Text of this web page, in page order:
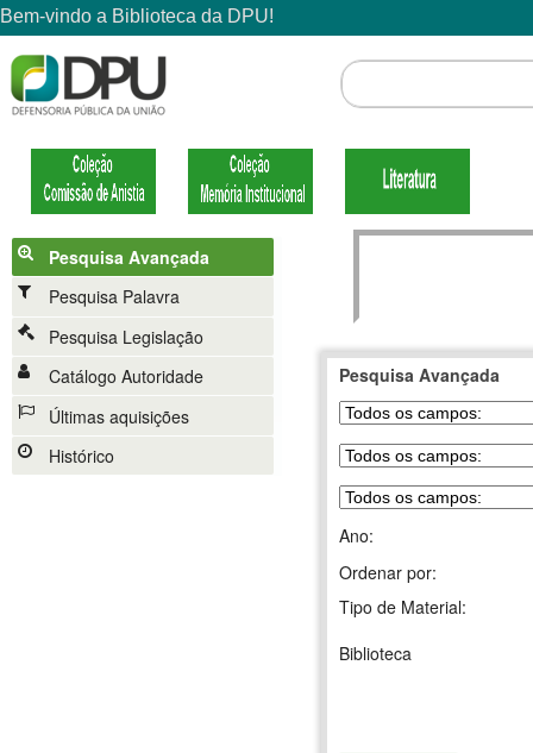
Pesquisa Avançada
Pesquisa Palavra
Pesquisa Legislação
Catálogo Autoridade
Últimas aquisições
Histórico
Pesquisa Avançada
Ano:
Ordenar por:
Tipo de Material:
Biblioteca